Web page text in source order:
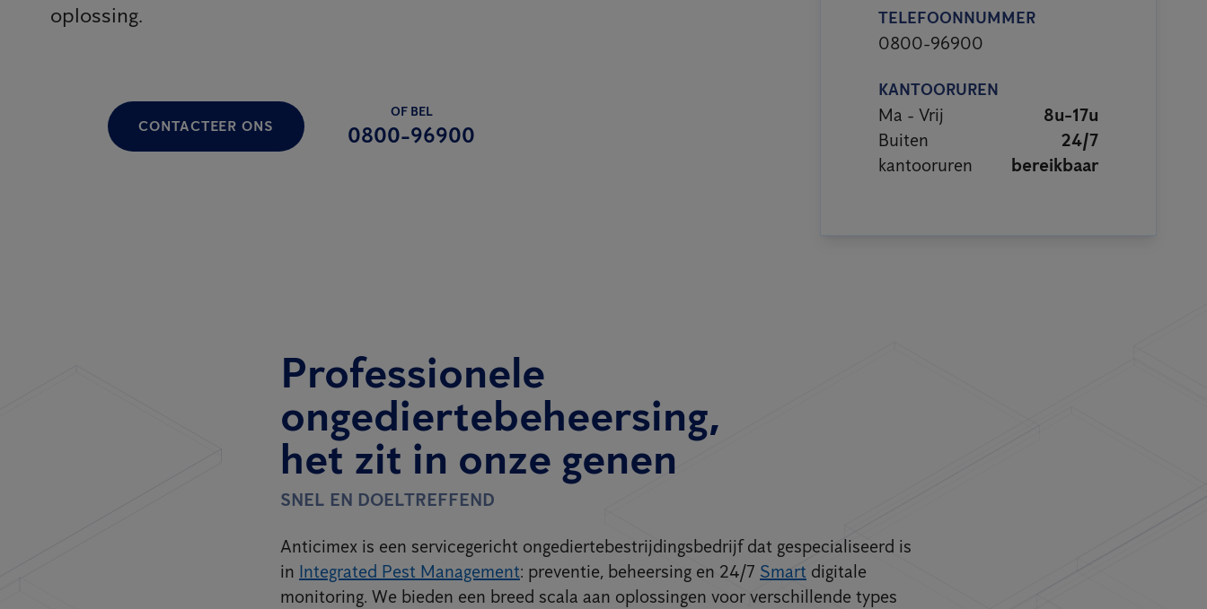
oplossing.
CONTACTEER ONS
OF BEL
0800-96900
TELEFOONNUMMER
0800-96900
KANTOORUREN
Ma - Vrij
8u-17u
Buiten
24/7
kantooruren
bereikbaar
Professionele
ongediertebeheersing,
het zit in onze genen
SNEL EN DOELTREFFEND
Anticimex is een servicegericht ongediertebestrijdingsbedrijf dat gespecialiseerd is
in Integrated Pest Management: preventie, beheersing en 24/7 Smart digitale
monitoring. We bieden een breed scala aan oplossingen voor verschillende types